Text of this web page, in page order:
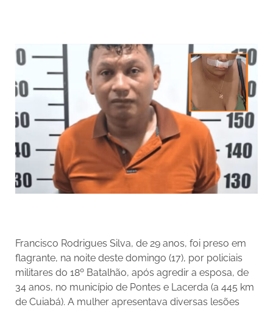
Francisco Rodrigues Silva, de 29 anos, foi preso em
flagrante, na noite deste domingo (17), por policiais
militares do 18º Batalhão, após agredir a esposa, de
34 anos, no município de Pontes e Lacerda (a 445 km
de Cuiabá). A mulher apresentava diversas lesões